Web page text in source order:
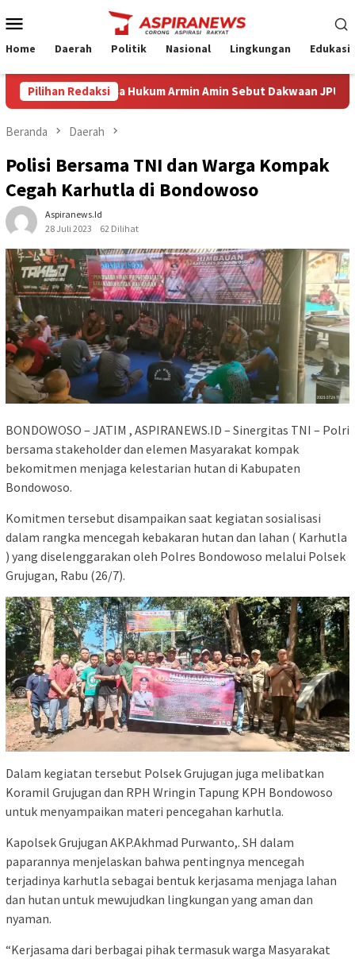
ke
Mobile
Home Daerah Politik Nasional Lingkungan Edukasi
Pilihan Redaksi
Eksepsi Kuasa Hukum Armin Amin Sebut Dakwaan JPU Cacat
Beranda Daerah
Polisi Bersama TNI dan Warga Kompak
Cegah Karhutla di Bondowoso
Aspiranews.id
28 Juli 2023
62 Dilihat
BONDOWOSO – JATIM , ASPIRANEWS.ID – Sinergitas TNI – Polri
bersama stakeholder dan elemen Masyarakat kompak
bekomitmen menjaga kelestarian hutan di Kabupaten
Bondowoso.
Komitmen tersebut disampaikan saat kegiatan sosialisasi
dalam rangka mencegah kebakaran hutan dan lahan ( Karhutla
) yang diselenggarakan oleh Polres Bondowoso melalui Polsek
Grujugan, Rabu (26/7).
Dalam kegiatan tersebut Polsek Grujugan juga melibatkan
Koramil Grujugan dan RPH Wringin Tapung KPH Bondowoso
untuk menyampaikan materi pencegahan karhutla.
Kapolsek Grujugan AKP.Akhmad Purwanto,. SH dalam
paparannya menjelaskan bahwa pentingnya mencegah
terjadinya karhutla sebagai bentuk kerjasama menjaga lahan
dan hutan untuk mewujudkan lingkungan yang aman dan
nyaman.
“Kerjasama dari berbagai pihak termasuk warga Masyarakat